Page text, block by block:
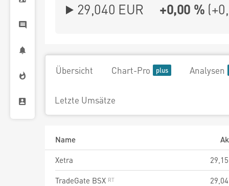
29,040 EUR +0,00 % (
Übersicht Chart-Pro Analysen
Letzte Umsätze
Name
Xetra
29,15
TradeGate BSX
29,04